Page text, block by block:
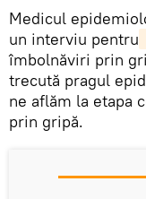
Medicul
un interviu pentru
îmbolnăviri prin
trecută pragul
ne aflăm la etapa
prin gripă.